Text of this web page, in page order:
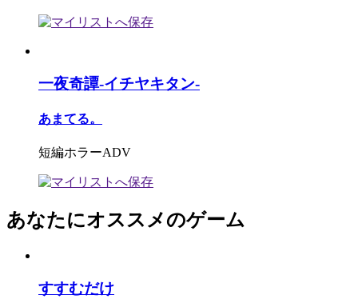
一夜奇譚-イチヤキタン-
あまてる。
短編ホラーADV
あなたにオススメのゲーム
すすむだけ